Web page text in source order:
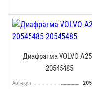
Диафрагма VOLVO
20545485
Артикул